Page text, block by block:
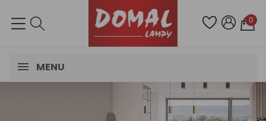
0
MENU
i nowoczesne